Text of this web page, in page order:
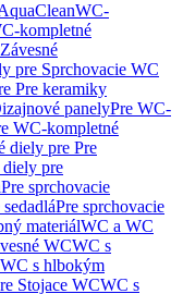
WC-
kompletné
pre Sprchovacie WC
Pre keramiky
panelyPre WC-
WC-kompletné
diely pre Pre
diely pre
Pre sprchovacie
Pre sprchovacie
materiálWC a WC
WCWC s
s hlbokým
Stojace WCWC s